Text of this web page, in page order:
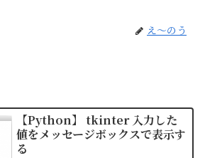
え〜のう
【Python】 tkinter 入力した
値をメッセージボックスで表示す
る